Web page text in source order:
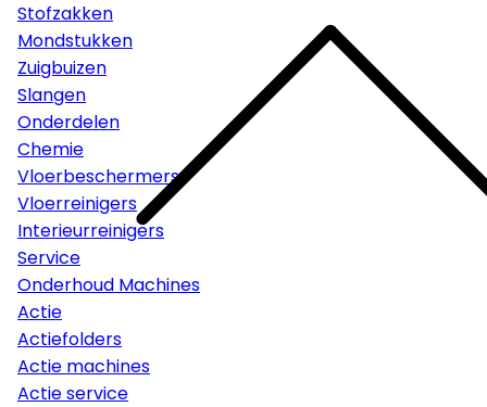
Stofzakken
Mondstukken
Zuigbuizen
Slangen
Onderdelen
Chemie
Vloerbeschermers
Vloerreinigers
Interieurreinigers
Service
Onderhoud Machines
Actie
Actiefolders
Actie machines
Actie service